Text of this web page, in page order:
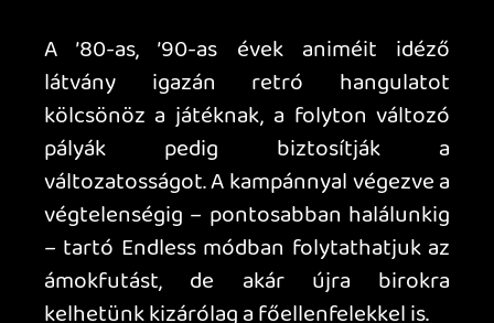
Apropó, a giró célzás kapcsán is érdemes
megjegyezni, hogy ... ööö ... szóval, ilyen is
van, ha nálad így pontosabb a gameplay,
akkor ennek tükrében válassz
megfejtést.
A Mullett Madjack egy iszonyatosan
pörgős, hangulatos, brutális és élvezetes
nosztalgiabomba. A zsigeri
golyószórással igazi akcióhősnek
érezhetjük magunkat, ahogy felváltva
lyuggatjuk ki golyókkal, vágjuk fejbe